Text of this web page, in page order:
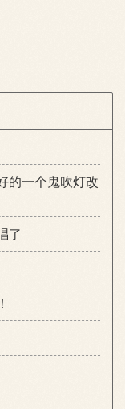
的一个鬼吹灯改
了